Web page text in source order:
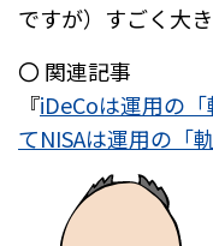
ですが）すごく大
〇 関連記事
『iDeCoは運用の
てNISAは運用の「